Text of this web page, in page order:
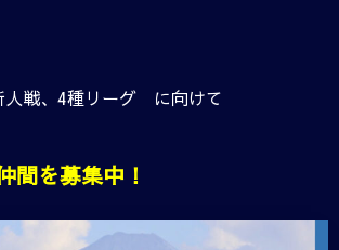
人戦、4種リーグ に向けて
間を募集中！